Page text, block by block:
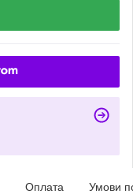
Оплата Умови